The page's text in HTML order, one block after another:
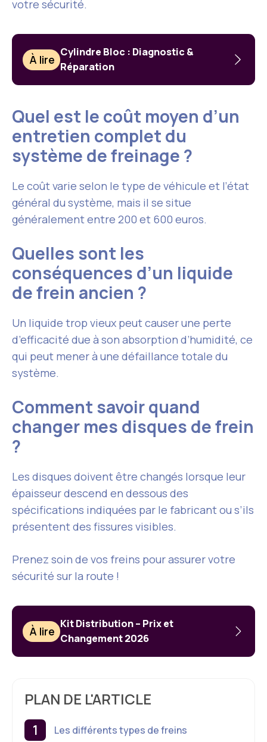
votre sécurité.
À lire
Cylindre Bloc : Diagnostic &
Réparation
Quel est le coût moyen d’un
entretien complet du
système de freinage ?
Le coût varie selon le type de véhicule et l’état
général du système, mais il se situe
généralement entre 200 et 600 euros.
Quelles sont les
conséquences d’un liquide
de frein ancien ?
Un liquide trop vieux peut causer une perte
d’efficacité due à son absorption d’humidité, ce
qui peut mener à une défaillance totale du
système.
Comment savoir quand
changer mes disques de frein
?
Les disques doivent être changés lorsque leur
épaisseur descend en dessous des
spécifications indiquées par le fabricant ou s’ils
présentent des fissures visibles.
Prenez soin de vos freins pour assurer votre
sécurité sur la route !
À lire
Kit Distribution – Prix et
Changement 2026
PLAN DE L'ARTICLE
Les différents types de freins